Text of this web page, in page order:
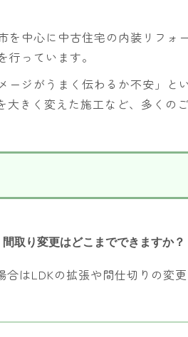
中心に中古住宅の内装リフ
っています。
ジがうまく伝わるか不安」
きく変えた施工など、多くの
間取り変更はどこまでできますか？
はLDKの拡張や間仕切りの変